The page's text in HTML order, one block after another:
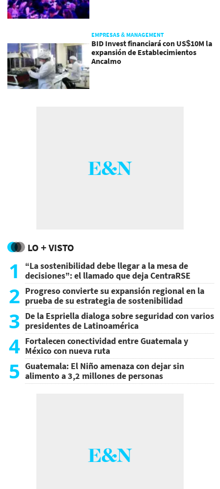
EMPRESAS & MANAGEMENT
BID Invest financiará con US$10M la
expansión de Establecimientos
Ancalmo
LO + VISTO
1
“La sostenibilidad debe llegar a la mesa de
decisiones”: el llamado que deja CentraRSE
2 Progreso convierte su expansión regional en la
prueba de su estrategia de sostenibilidad
3 De la Espriella dialoga sobre seguridad con varios
presidentes de Latinoamérica
4 Fortalecen conectividad entre Guatemala y
México con nueva ruta
5 Guatemala: El Niño amenaza con dejar sin
alimento a 3,2 millones de personas